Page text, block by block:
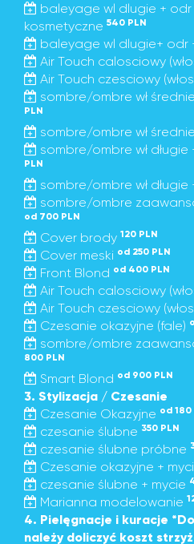
baleyage wl dlugie + odr
kosmetyczne 540 PLN
baleyage wl dlugie+ odr
Air Touch calosciowy
Air Touch czesciowy
sombre/ombre wł
PLN
sombre/ombre wł
sombre/ombre wł
PLN
sombre/ombre wł długie
sombre/ombre
od 700 PLN
Cover brody 120 PLN
Cover meski od 250 PLN
Front Blond od 400 PLN
Air Touch calosciowy
Air Touch czesciowy
Czesanie okazyjne (fale)
sombre/ombre
800 PLN
Smart Blond od 900 PLN
3. Stylizacja / Czesanie
Czesanie Okazyjne od 180
czesanie ślubne 350 PLN
czesanie ślubne próbne
Czesanie okazyjne +
czesanie ślubne + mycie
Marianna modelowanie
4. Pielęgnacje i kuracje
należy doliczyć koszt